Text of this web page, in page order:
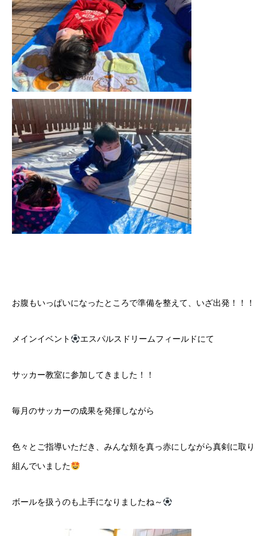
お腹もいっぱいになったところで準備を整えて、いざ出発！！！
メインイベント エスパルスドリームフィールドにて
サッカー教室に参加してきました！！
毎月のサッカーの成果を発揮しながら
色々とご指導いただき、みんな頬を真っ赤にしながら真剣に取り
組んでいました
ボールを扱うのも上手になりましたね～